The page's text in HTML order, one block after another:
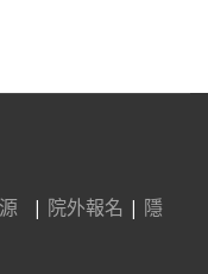
| 院外報名 | 隱